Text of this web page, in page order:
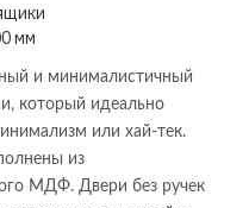
мм
и минималистичный
который идеально
или хай-тек.
из
МДФ. Двери без ручек